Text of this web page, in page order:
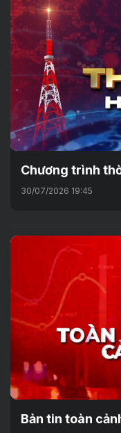
Chương trình
30/07/2026 19:45
Bản tin toàn